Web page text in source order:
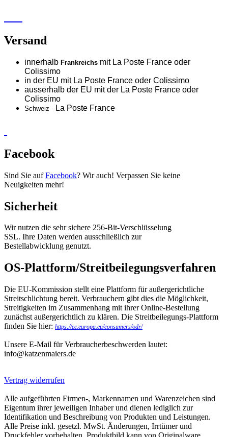
Versand
innerhalb Frankreichs mit La Poste France oder
Colissimo
in der EU mit La Poste France oder Colissimo
ausserhalb der EU mit der La Poste France oder
Colissimo
Schweiz - La Poste France
Facebook
Sind Sie aufFacebook? Wir auch! Verpassen Sie keine
Neuigkeiten mehr!
Sicherheit
Wir nutzen die sehr sichere 256-Bit-Verschlüsselung
SSL. Ihre Daten werden ausschließlich zur
Bestellabwicklung genutzt.
OS-Plattform/Streitbeilegungsverfahren
Die EU-Kommission stellt eine Plattform für außergerichtliche
Streitschlichtung bereit. Verbrauchern gibt dies die Möglichkeit,
Streitigkeiten im Zusammenhang mit ihrer Online-Bestellung
zunächst außergerichtlich zu klären. Die Streitbeilegungs-Plattform
finden Sie hier: https://ec.europa.eu/consumers/odr/
Unsere E-Mail für Verbraucherbeschwerden lautet:
info@katzenmaiers.de
Vertrag widerrufen
Alle aufgeführten Firmen-, Markennamen und Warenzeichen sind
Eigentum ihrer jeweiligen Inhaber und dienen lediglich zur
Identifikation und Beschreibung von Produkten und Leistungen.
Alle Preise inkl. gesetzl. MwSt. Änderungen, Irrtümer und